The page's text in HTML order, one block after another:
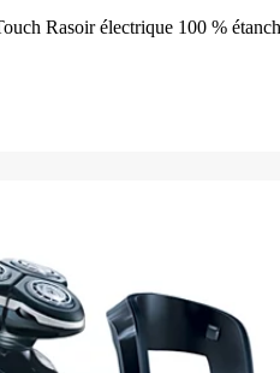
Rasoir électrique 100 %